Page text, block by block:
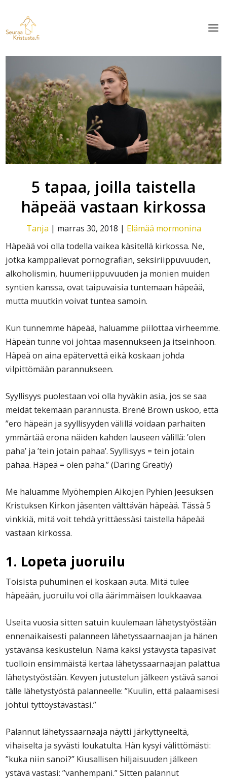
5 tapaa, joilla taistella
häpeää vastaan kirkossa
Tanja | marras 30, 2018 | Elämää mormonina
Häpeää voi olla todella vaikea käsitellä kirkossa. Ne,
jotka kamppailevat pornografian, seksiriippuvuuden,
alkoholismin, huumeriippuvuuden ja monien muiden
syntien kanssa, ovat taipuvaisia tuntemaan häpeää,
mutta muutkin voivat tuntea samoin.
Kun tunnemme häpeää, haluamme piilottaa virheemme.
Häpeän tunne voi johtaa masennukseen ja itseinhoon.
Häpeä on aina epätervettä eikä koskaan johda
vilpittömään parannukseen.
Syyllisyys puolestaan voi olla hyväkin asia, jos se saa
meidät tekemään parannusta. Brené Brown uskoo, että
”ero häpeän ja syyllisyyden välillä voidaan parhaiten
ymmärtää erona näiden kahden lauseen välillä: ’olen
paha’ ja ’tein jotain pahaa’. Syyllisyys = tein jotain
pahaa. Häpeä = olen paha.” (Daring Greatly)
Me haluamme Myöhempien Aikojen Pyhien Jeesuksen
Kristuksen Kirkon jäsenten välttävän häpeää. Tässä 5
vinkkiä, mitä voit tehdä yrittäessäsi taistella häpeää
vastaan kirkossa.
1. Lopeta juoruilu
Toisista puhuminen ei koskaan auta. Mitä tulee
häpeään, juoruilu voi olla äärimmäisen loukkaavaa.
Useita vuosia sitten satuin kuulemaan lähetystyöstään
ennenaikaisesti palanneen lähetyssaarnaajan ja hänen
ystävänsä keskustelun. Nämä kaksi ystävystä tapasivat
tuolloin ensimmäistä kertaa lähetyssaarnaajan palattua
lähetystyöstään. Kevyen jutustelun jälkeen ystävä sanoi
tälle lähetystyöstä palanneelle: ”Kuulin, että palaamisesi
johtui tyttöystävästäsi.”
Palannut lähetyssaarnaaja näytti järkyttyneeltä,
vihaiselta ja syvästi loukatulta. Hän kysyi välittömästi:
”kuka niin sanoi?” Kiusallisen hiljaisuuden jälkeen
ystävä vastasi: ”vanhempani.” Sitten palannut